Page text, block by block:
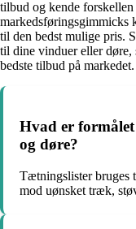
tilbud og kende
markedsføringsgimmicks
til den bedst mulige pris.
til dine vinduer eller
bedste tilbud på markedet.
Hvad er
og døre?
Tætningslister bruges
mod uønsket træk,